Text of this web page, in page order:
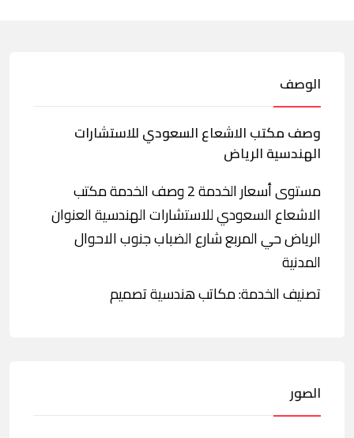
الوصف
وصف مكتب الاشعاع السعودي للاستشارات
الهندسية الرياض
مستوى أسعار الخدمة 2 وصف الخدمة مكتب
الاشعاع السعودي للاستشارات الهندسية العنوان
الرياض حي المربع شارع الضباب جنوب الاحوال
المدنية
تصنيف الخدمة: مكاتب هندسية تصميم
الصور